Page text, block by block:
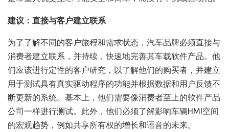
建议：直接与客户建立联系
为了了解不同的客户旅程和需求状态，汽车品牌必须直接与
消费者建立联系，并持续，快速地完善其车载软件产品。他
们应该进行定性的客户研究，以了解他们的购买者，并建立
用于测试具有真实驱动程序的功能并根据数据和用户反馈不
断更新的系统。基本上，他们需要像消费者至上的软件产品
公司一样进行测试。此外，他们必须了解影响车辆HMI空间
的宏观趋势，例如共享所有权的增长和语音的未来。